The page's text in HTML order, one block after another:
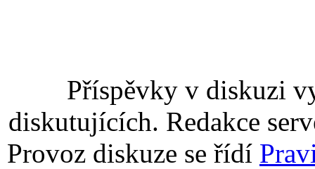
Příspěvky v diskuzi
diskutujících. Redakce
Provoz diskuze se řídí